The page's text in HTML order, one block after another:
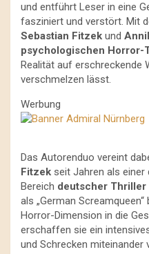
und entführt Leser in eine
fasziniert und verstört. Mit
Sebastian Fitzek und
psychologischen Horror-
Realität auf erschreckende
verschmelzen lässt.
Werbung
Das Autorenduo vereint
Fitzek seit Jahren als
Bereich deutscher Thriller
als „German
Horror-Dimension in die
erschaffen sie ein
und Schrecken miteinander